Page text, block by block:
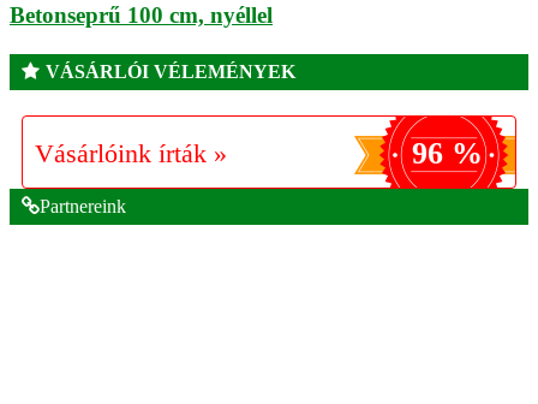
Betonseprű 100 cm, nyéllel
VÁSÁRLÓI VÉLEMÉNYEK
Vásárlóink írták » 96 %
Partnereink